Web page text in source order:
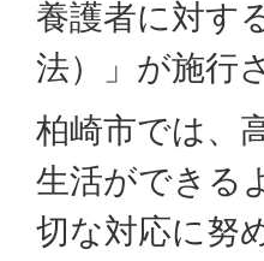
養護者に対す
法）」が施行
柏崎市では、
生活ができる
切な対応に努